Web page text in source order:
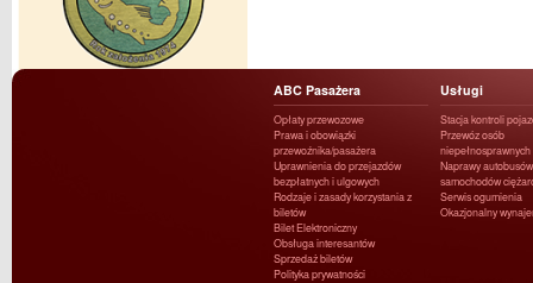
ABC Pasażera
Opłaty przewozowe
Prawa i obowiązki
przewoźnika/pasażera
Uprawnienia do przejazdów
bezpłatnych i ulgowych
Rodzaje i zasady korzystania z
biletów
Bilet Elektroniczny
Obsługa interesantów
Sprzedaż biletów
Polityka prywatności
Usługi
Stacja kontroli
Przewóz osób
niepełnosprawnych
Naprawy
samochodów
Serwis ogumienia
Okazjonalny